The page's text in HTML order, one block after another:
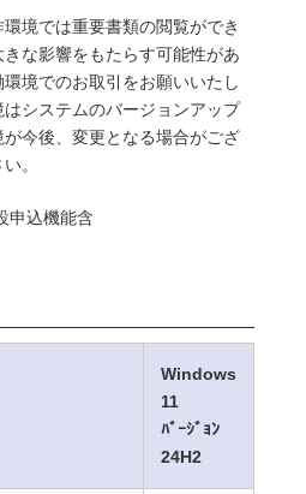
境では重要書類の閲覧ができ
な影響をもたらす可能性があ
境でのお取引をお願いいたし
システムのバージョンアップ
今後、変更となる場合がござ
。
申込機能含
Windows
11
ﾊﾞｰｼﾞｮﾝ
24H2